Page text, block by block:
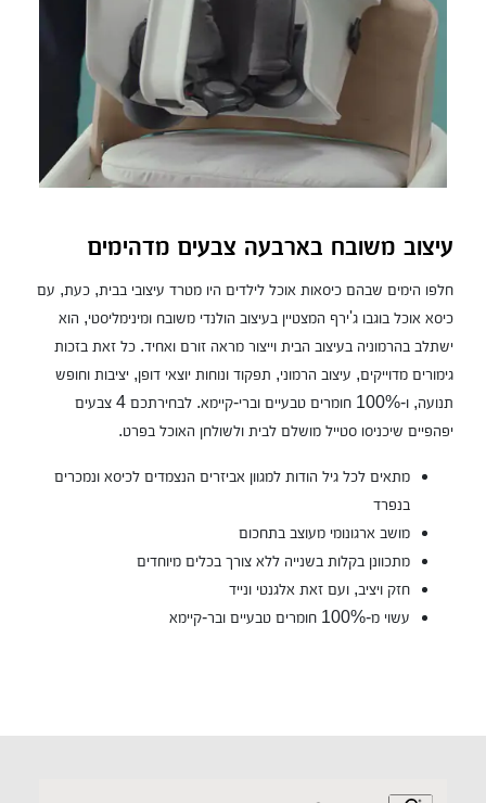
עיצוב משובח בארבעה צבעים מדהימים
חלפו הימים שבהם כיסאות אוכל לילדים היו מטרד עיצובי בבית, כעת, עם
כיסא אוכל בוגבו ג'ירף המצטיין בעיצוב הולנדי משובח ומינימליסטי, הוא
ישתלב בהרמוניה בעיצוב הבית וייצור מראה זורם ואחיד. כל זאת בזכות
גימורים מדוייקים, עיצוב הרמוני, תפקוד ונוחות יוצאי דופן, יציבות וחופש
תנועה, ו-100% חומרים טבעיים וברי-קיימא. לבחירתכם 4 צבעים
יפהפיים שיכניסו סטייל מושלם לבית ולשולחן האוכל בפרט.
מתאים לכל גיל הודות למגוון אביזרים הנצמדים לכיסא ונמכרים
בנפרד
מושב ארגונומי מעוצב בתחכום
מתכוונן בקלות בשנייה ללא צורך בכלים מיוחדים
חזק ויציב, ועם זאת אלגנטי ונייד
עשוי מ-100% חומרים טבעיים ובר-קיימא